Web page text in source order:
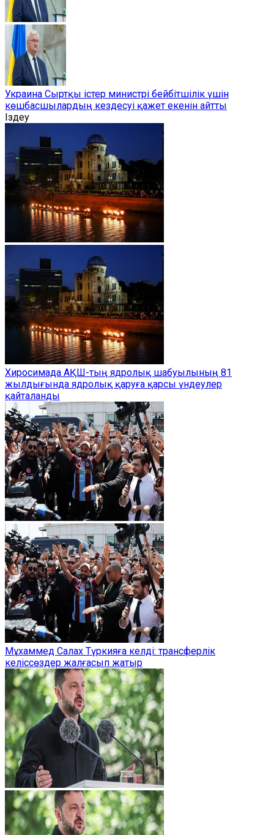
Украина Сыртқы істер министрі бейбітшілік үшін
көшбасшылардың кездесуі қажет екенін айтты
Іздеу
Хиросимада АҚШ-тың ядролық шабуылының 81
жылдығында ядролық қаруға қарсы үндеулер
қайталанды
Мұхаммед Салах Түркияға келді: трансферлік
келіссөздер жалғасып жатыр